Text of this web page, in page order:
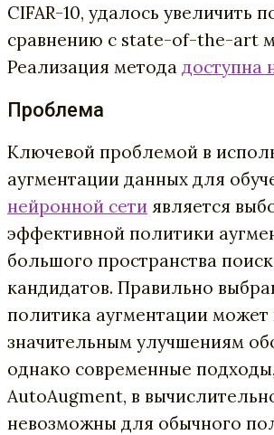
CIFAR-10, удалось увеличить
сравнению с state-of-the-art
Реализация метода доступна
Проблема
Ключевой проблемой в
аугментации данных для
нейронной сети является
эффективной политики
большого пространства
кандидатов. Правильно
политика аугментации может
значительным улучшениям
однако современные
AutoAugment, в
невозможны для обычного